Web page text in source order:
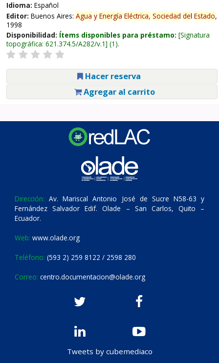
Idioma: Español
Editor: Buenos Aires: Agua y Energía Eléctrica, Sociedad del Estado,
1998
Disponibilidad: Ítems disponibles para préstamo: Signatura
topográfica: 621.374.5/A282/v.1 (1).
Hacer reserva
Agregar al carrito
Dirección: Av. Mariscal Antonio José de Sucre N58-63 y
Fernández Salvador Edif. Olade – San Carlos, Quito –
Ecuador.
Web: www.olade.org
Teléfono: (593 2) 259 8122 / 2598 280
Correo: centro.documentacion@olade.org
Tweets by cubemediaco